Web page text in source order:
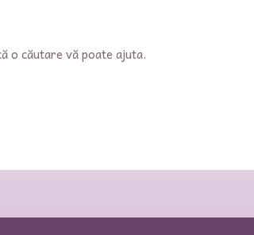
o căutare vă poate ajuta.